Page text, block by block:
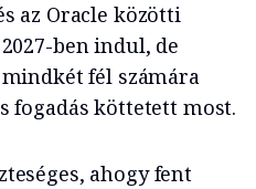
az Oracle közötti
ben indul, de
fél számára
fogadás köttetett most.
ahogy fent